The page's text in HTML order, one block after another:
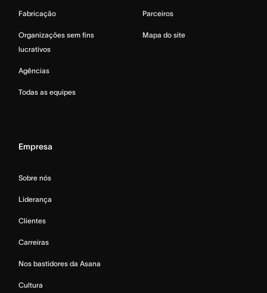
Fabricação
Organizações sem fins
lucrativos
Agências
Todas as equipes
Parceiros
Mapa do site
Empresa
Sobre nós
Liderança
Clientes
Carreiras
Nos bastidores da Asana
Cultura